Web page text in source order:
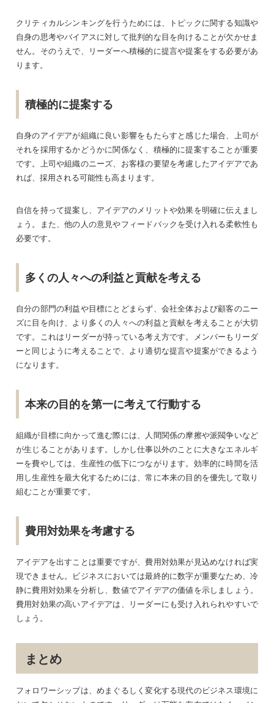
クリティカルシンキングを行うためには、トピックに関する知識や
自身の思考やバイアスに対して批判的な目を向けることが欠かせま
せん。そのうえで、リーダーへ積極的に提言や提案をする必要があ
ります。
積極的に提案する
自身のアイデアが組織に良い影響をもたらすと感じた場合、上司が
それを採用するかどうかに関係なく、積極的に提案することが重要
です。上司や組織のニーズ、お客様の要望を考慮したアイデアであ
れば、採用される可能性も高まります。
自信を持って提案し、アイデアのメリットや効果を明確に伝えまし
ょう。また、他の人の意見やフィードバックを受け入れる柔軟性も
必要です。
多くの人々への利益と貢献を考える
自分の部門の利益や目標にとどまらず、会社全体および顧客のニー
ズに目を向け、より多くの人々への利益と貢献を考えることが大切
です。これはリーダーが持っている考え方です。メンバーもリーダ
ーと同じように考えることで、より適切な提言や提案ができるよう
になります。
本来の目的を第一に考えて行動する
組織が目標に向かって進む際には、人間関係の摩擦や派閥争いなど
が生じることがあります。しかし仕事以外のことに大きなエネルギ
ーを費やしては、生産性の低下につながります。効率的に時間を活
用し生産性を最大化するためには、常に本来の目的を優先して取り
組むことが重要です。
費用対効果を考慮する
アイデアを出すことは重要ですが、費用対効果が見込めなければ実
現できません。ビジネスにおいては最終的に数字が重要なため、冷
静に費用対効果を分析し、数値でアイデアの価値を示しましょう。
費用対効果の高いアイデアは、リーダーにも受け入れられやすいで
しょう。
まとめ
フォロワーシップは、めまぐるしく変化する現代のビジネス環境に